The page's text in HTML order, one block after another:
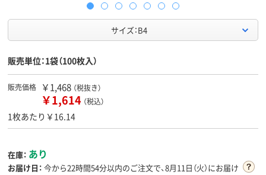
サイズ：B4
販売単位：1袋（100枚入）
販売価格 ￥1,468 （税抜き）
￥1,614 （税込）
1枚あたり￥16.14
在庫： あり
お届け日： 今から22時間54分以内のご注文で、8月11日（火）にお届け